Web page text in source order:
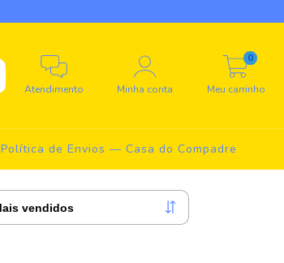
Atendimento Minha conta Meu carrinho
0
Política de Envios — Casa do Compadre